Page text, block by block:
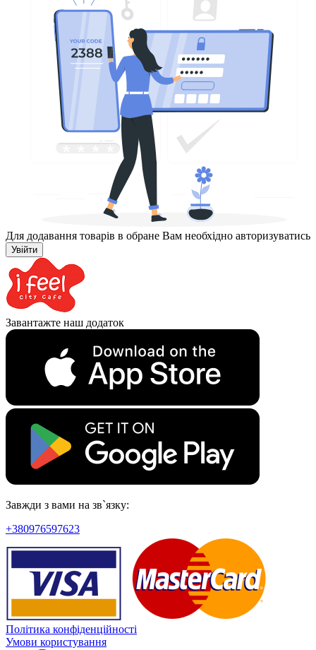
Для додавання товарів в обране Вам необхідно авторизуватись
Увійти
Завантажте наш додаток
Завжди з вами на зв`язку:
+380976597623
Політика конфіденційності
Умови користування